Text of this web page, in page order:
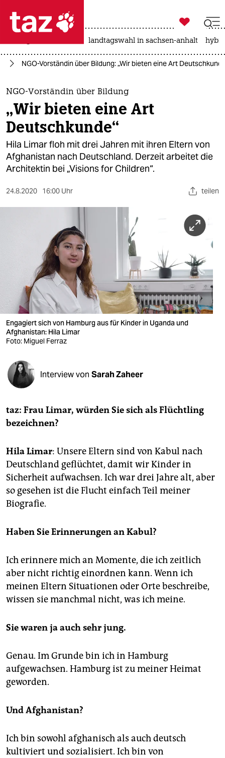
 taz zahl ich
taz zahl ich
themen
politik
öko
gesellschaft
sport
wahrheit
verlag
verlag
veranstaltungen
fragen & hilfe
abo
epaper login

taz zahl ich
landtagswahl in sachsen-anhalt
NGO-Vorständin über Bildung: „Wir bieten eine Art
NGO-Vorständin über Bildung
„Wir bieten eine Art
Deutschkunde“
Hila Limar floh mit drei Jahren mit ihren Eltern von
Afghanistan nach Deutschland. Derzeit arbeitet die
Architektin bei „Visions for Children“.
24.8.2020 16:00 Uhr teilen
Engagiert sich von Hamburg aus für Kinder in Uganda und
Afghanistan: Hila Limar
Foto: Miguel Ferraz
Interview von Sarah Zaheer
taz: Frau Limar, würden Sie sich als Flüchtling
bezeichnen?
Hila Limar: Unsere Eltern sind von Kabul nach
Deutschland geflüchtet, damit wir Kinder in
Sicherheit aufwachsen. Ich war drei Jahre alt, aber
so gesehen ist die Flucht einfach Teil meiner
Biografie.
Haben Sie Erinnerungen an Kabul?
Ich erinnere mich an Momente, die ich zeitlich
aber nicht richtig einordnen kann. Wenn ich
meinen Eltern Situationen oder Orte beschreibe,
wissen sie manchmal nicht, was ich meine.
Sie waren ja auch sehr jung.
Genau. Im Grunde bin ich in Hamburg
aufgewachsen. Hamburg ist zu meiner Heimat
geworden.
Und Afghanistan?
Ich bin sowohl afghanisch als auch deutsch
kultiviert und sozialisiert. Ich bin von